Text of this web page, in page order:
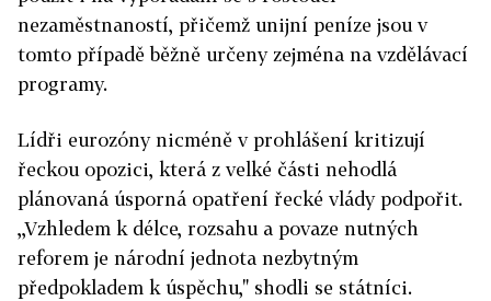
nezaměstnaností, přičemž unijní peníze jsou v
tomto případě běžně určeny zejména na vzdělávací
programy.
Lídři eurozóny nicméně v prohlášení kritizují
řeckou opozici, která z velké části nehodlá
plánovaná úsporná opatření řecké vlády podpořit.
,,Vzhledem k délce, rozsahu a povaze nutných
reforem je národní jednota nezbytným
předpokladem k úspěchu," shodli se státníci.